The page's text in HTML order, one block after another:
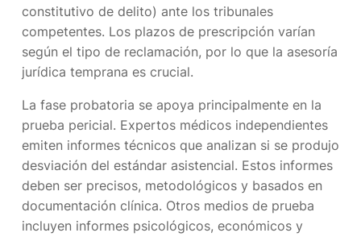
constitutivo de delito) ante los tribunales
competentes. Los plazos de prescripción varían
según el tipo de reclamación, por lo que la asesoría
jurídica temprana es crucial.
La fase probatoria se apoya principalmente en la
prueba pericial. Expertos médicos independientes
emiten informes técnicos que analizan si se produjo
desviación del estándar asistencial. Estos informes
deben ser precisos, metodológicos y basados en
documentación clínica. Otros medios de prueba
incluyen informes psicológicos, económicos y